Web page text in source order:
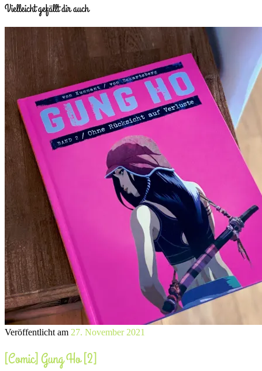
Vielleicht gefällt dir auch
Veröffentlicht am 27. November 2021
[Comic] Gung Ho [2]